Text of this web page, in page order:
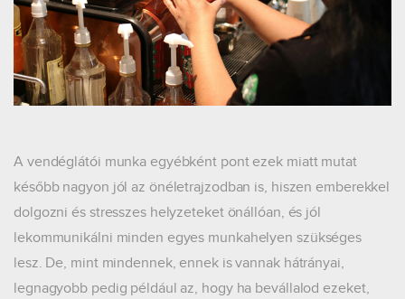
A vendéglátói munka egyébként pont ezek miatt mutat
később nagyon jól az önéletrajzodban is, hiszen emberekkel
dolgozni és stresszes helyzeteket önállóan, és jól
lekommunikálni minden egyes munkahelyen szükséges
lesz. De, mint mindennek, ennek is vannak hátrányai,
legnagyobb pedig például az, hogy ha bevállalod ezeket,